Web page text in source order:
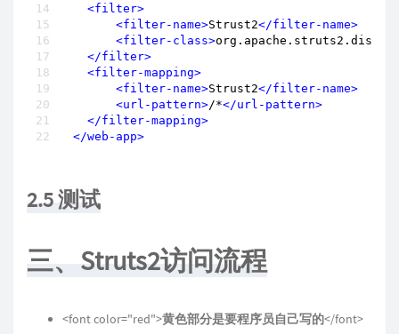
<filter>
<filter-name>Strust2</filter-name>
<filter-class>
</filter>
<filter-mapping>
<filter-name>Strust2</filter-name>
<url-pattern>/*</url-pattern>
</filter-mapping>
</web-app>
2.5 测试
三、Struts2访问流程
<font color="red">黄色部分是要程序员自己写的</font>